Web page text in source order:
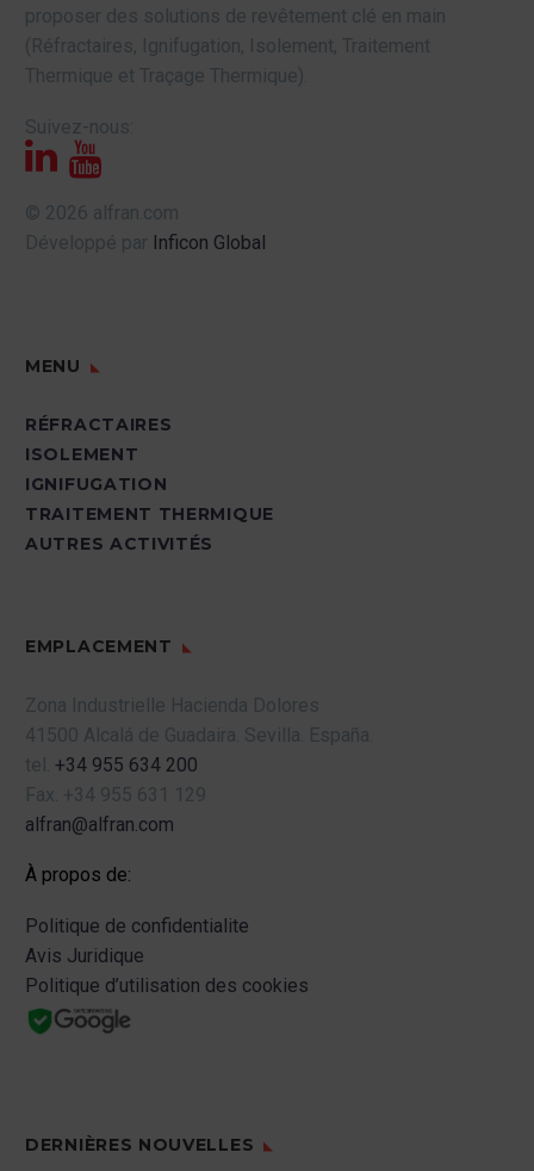
proposer des solutions de revêtement clé en main
(Réfractaires, Ignifugation, Isolement, Traitement
Thermique et Traçage Thermique).
Suivez-nous:
© 2026 alfran.com
Développé par
Inficon Global
MENU
RÉFRACTAIRES
ISOLEMENT
IGNIFUGATION
TRAITEMENT THERMIQUE
AUTRES ACTIVITÉS
EMPLACEMENT
Zona Industrielle Hacienda Dolores
41500 Alcalá de Guadaira. Sevilla. España.
tel. +34 955 634 200
Fax. +34 955 631 129
alfran@alfran.com
À propos de:
Politique de confidentialite
Avis Juridique
Politique d’utilisation des cookies
DERNIÈRES NOUVELLES